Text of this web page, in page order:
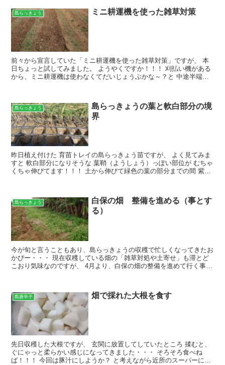
島らっきょう ミニ耕運機を使った雑草対策
前々から宣言していた「ミニ耕運機を使った雑草対策」ですが、 本
日ちょっと試してみました。 ようやくですか！！！ 刈払い機がある
から、ミニ耕運機は使わなくてだいじょうぶかな～？と 中途半端な
島らっきょう
島らっきょうの葉と軟白部分の境
界
昨日植え付けた 育苗トレイの島らっきょう苗ですが、 よく見てみま
すと 軟白部分になりそうな 葉鞘（ようしょう）っぽい部位が むちゃ
くちゃ伸びてます！！！ 土から伸びて緑色の葉の部分までの間 紫色
島らっきょう
白保の畑 整備を進める（事とす
る）
今が旬と言うこともあり、島らっきょうの収穫で忙しくなってきたお
かぴー・・・ 現在収穫している畑の「雑草対処や土寄せ」も滞とど
こおり気味なのですが、 4月より、白保の畑の整備を進めて行く事と
島唐辛子 畑で採れた大根を食す
先日収穫した大根ですが、 玄関に放置してしていたところ 揉むと、
ぐにゃっと柔らかい感じになってきました・・・ そろそろ食べね
ば！！！ 今回は豚汁にしようか？ と考えながら近所のスーパーに行